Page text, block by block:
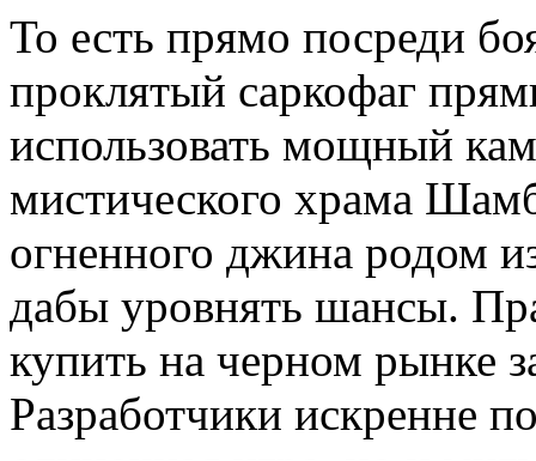
То есть прямо посреди
проклятый саркофаг
использовать мощный
мистического храма
огненного джина родом
дабы уровнять шансы.
купить на черном рынке
Разработчики искренне